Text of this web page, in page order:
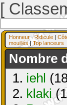
[
Honneur|Ridicule |
mouillés| Top lanceurs
Nombre
1. iehl
2. klaki